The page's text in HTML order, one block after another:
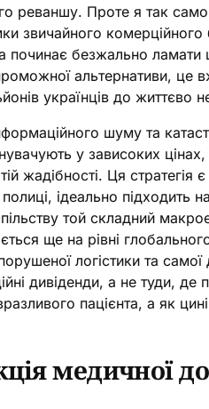
реваншу. Проте я так
звичайного
починає безжально
альтернативи,
українців до життєво
шуму та
у зависоких
жадібності. Ця
ідеально
той складний
ще на рівні
логістики та
дивіденди, а не туди,
пацієнта, а як
медичної